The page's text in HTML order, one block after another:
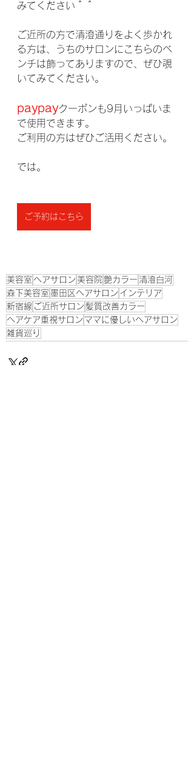
みてください＾＾
ご近所の方で清澄通りをよく歩かれ
る方は、うちのサロンにこちらのベ
ンチは飾ってありますので、ぜひ覗
いてみてください。
paypayクーポンも9月いっぱいま
で使用できます。
ご利用の方はぜひご活用ください。
では。
ご予約はこちら
美容室 ヘアサロン 美容院 艶カラー 清澄白河
森下美容室 墨田区ヘアサロン インテリア
新宿線 ご近所サロン 髪質改善カラー
ヘアケア重視サロン ママに優しいヘアサロン
雑貨巡り